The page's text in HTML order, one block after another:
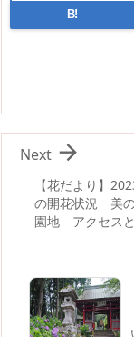
B!
【花だより】
の開花状況 美
園地 アクセス

Next